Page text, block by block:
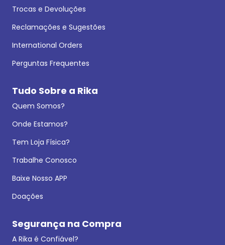
Trocas e Devoluções
Reclamações e Sugestões
International Orders
Perguntas Frequentes
Tudo Sobre a Rika
Quem Somos?
Onde Estamos?
Tem Loja Física?
Trabalhe Conosco
Baixe Nosso APP
Doações
Segurança na Compra
A Rika é Confiável?